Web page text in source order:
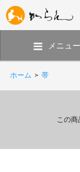
メニュー
ホーム > 帯
この商